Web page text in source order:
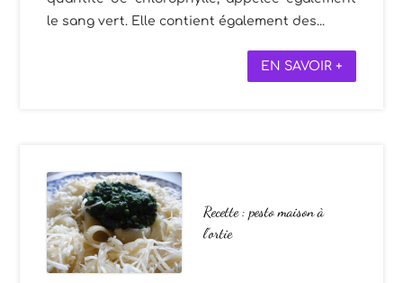
le sang vert. Elle contient également des...
EN SAVOIR +
Recette : pesto maison à
l’ortie